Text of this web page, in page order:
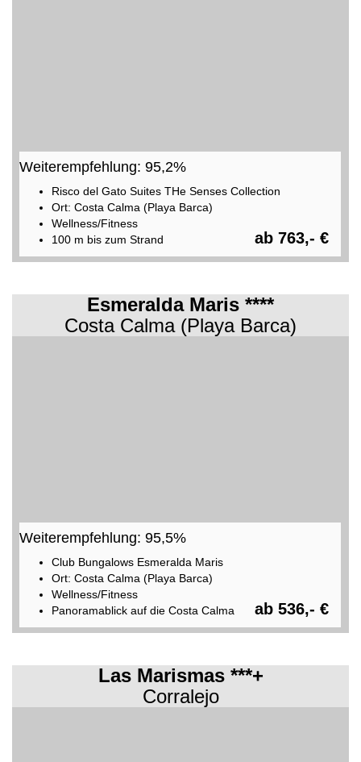
Weiterempfehlung: 95,2%
Risco del Gato Suites THe Senses Collection
Ort: Costa Calma (Playa Barca)
Wellness/Fitness
100 m bis zum Strand
ab 763,- €
Esmeralda Maris ****
Costa Calma (Playa Barca)
Weiterempfehlung: 95,5%
Club Bungalows Esmeralda Maris
Ort: Costa Calma (Playa Barca)
Wellness/Fitness
Panoramablick auf die Costa Calma
ab 536,- €
Las Marismas ***+
Corralejo